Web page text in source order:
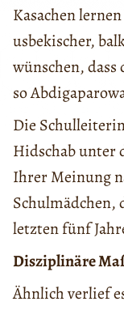
Kasachen
usbekischer,
wünschen,
so
Die
Hidschab unter
Ihrer Meinung
Schulmädchen,
letzten fünf
Disziplinäre
Ähnlich verlief